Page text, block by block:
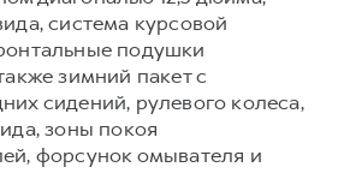
система курсовой
подушки
зимний пакет с
сидений, рулевого колеса,
зоны покоя
форсунок омывателя и